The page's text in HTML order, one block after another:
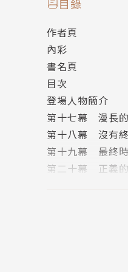
作者簡介
西尾維新
1981年出生。
2002年以《斬首
語」系列等超人
目錄
作者頁
內彩
書名頁
目次
登場人物簡介
第十七幕 漫長
第十八幕 沒有
第十九幕 最終
第二十幕 正義